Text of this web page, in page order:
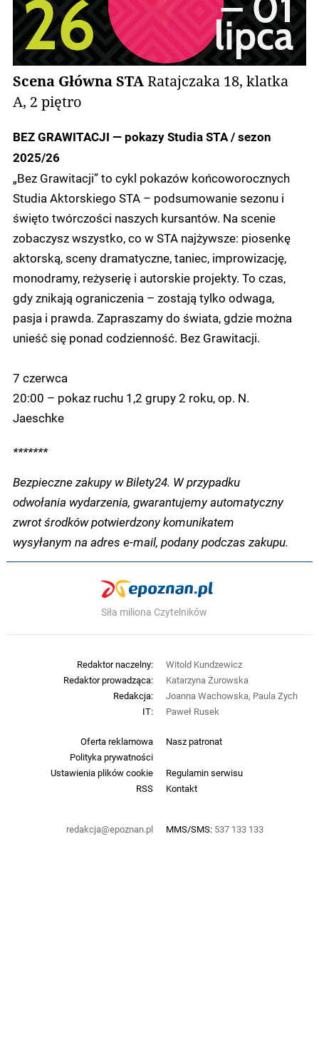
Scena Główna STARatajczaka 18, klatka
A, 2 piętro
BEZ GRAWITACJI — pokazy Studia STA / sezon
2025/26
„Bez Grawitacji” to cykl pokazów końcoworocznych
Studia Aktorskiego STA – podsumowanie sezonu i
święto twórczości naszych kursantów. Na scenie
zobaczysz wszystko, co w STA najżywsze: piosenkę
aktorską, sceny dramatyczne, taniec, improwizację,
monodramy, reżyserię i autorskie projekty. To czas,
gdy znikają ograniczenia – zostają tylko odwaga,
pasja i prawda. Zapraszamy do świata, gdzie można
unieść się ponad codzienność. Bez Grawitacji.
7 czerwca
20:00 – pokaz ruchu 1,2 grupy 2 roku, op. N.
Jaeschke
*******
Bezpieczne zakupy w Bilety24. W przypadku
odwołania wydarzenia, gwarantujemy automatyczny
zwrot środków potwierdzony komunikatem
wysyłanym na adres e-mail, podany podczas zakupu.
Siła miliona Czytelników
Oferta reklamowa
Nasz patronat
Polityka prywatności
Ustawienia plików cookie
Regulamin serwisu
RSS
Kontakt
redakcja@epoznan.pl MMS/SMS: 537 133 133
Redaktor naczelny:
Witold Kundzewicz
Redaktor prowadząca:
Katarzyna Żurowska
Redakcja:
Joanna Wachowska, Paula Zych
IT:
Paweł Rusek